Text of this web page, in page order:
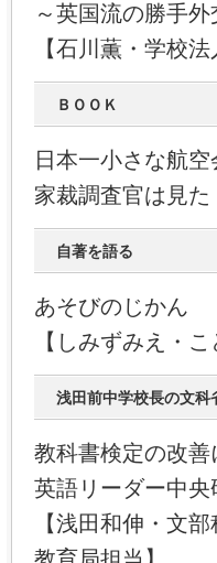
～英国流の勝手外
【石川薫・学校
ＢＯＯＫ
日本一小さな航
家裁調査官は見た
自著を語る
あそびのじかん
【しみずみえ・
浅田前中学校長の文科
教科書検定の改
英語リーダー中
【浅田和伸・文